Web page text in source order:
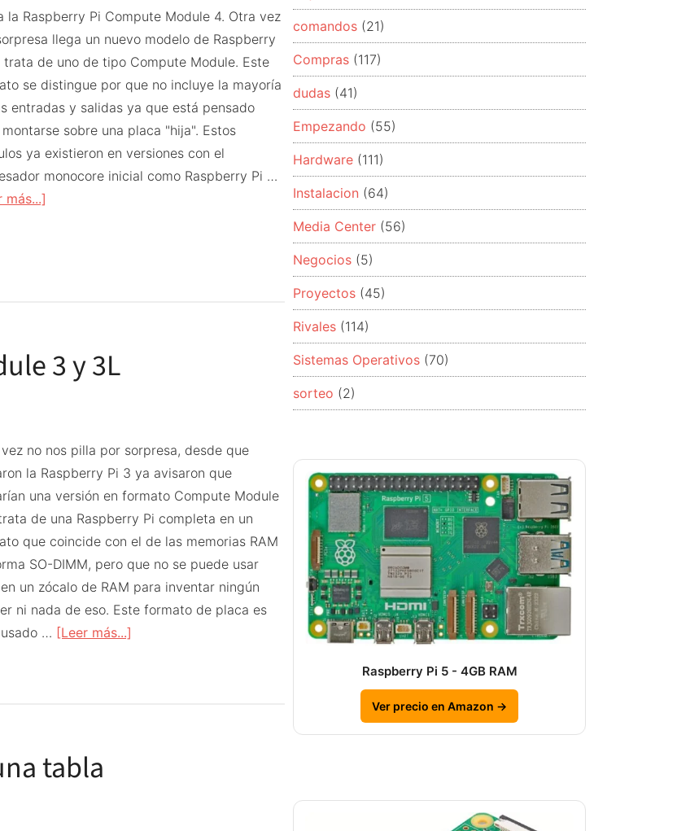
la Raspberry Pi Compute Module 4. Otra vez
llega un nuevo modelo de Raspberry
trata de uno de tipo Compute Module. Este
se distingue por que no incluye la mayoría
entradas y salidas ya que está pensado
sobre una placa "hija". Estos
ya existieron en versiones con el
monocore inicial como Raspberry Pi …
más...]
3 y 3L
no nos pilla por sorpresa, desde que
la Raspberry Pi 3 ya avisaron que
una versión en formato Compute Module
de una Raspberry Pi completa en un
que coincide con el de las memorias RAM
SO-DIMM, pero que no se puede usar
un zócalo de RAM para inventar ningún
ni nada de eso. Este formato de placa es
… [Leer más...]
tabla
comandos (21)
Compras (117)
dudas (41)
Empezando (55)
Hardware (111)
Instalacion (64)
Media Center (56)
Negocios (5)
Proyectos (45)
Rivales (114)
Sistemas Operativos (70)
sorteo (2)
Raspberry Pi 5 - 4GB RAM
Ver precio en Amazon →